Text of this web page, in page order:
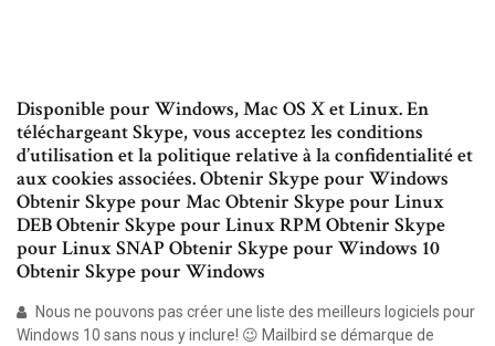
Disponible pour Windows, Mac OS X et Linux. En
téléchargeant Skype, vous acceptez les conditions
d’utilisation et la politique relative à la confidentialité et
aux cookies associées. Obtenir Skype pour Windows
Obtenir Skype pour Mac Obtenir Skype pour Linux
DEB Obtenir Skype pour Linux RPM Obtenir Skype
pour Linux SNAP Obtenir Skype pour Windows 10
Obtenir Skype pour Windows
Nous ne pouvons pas créer une liste des meilleurs logiciels pour
Windows 10 sans nous y inclure! 😉 Mailbird se démarque de